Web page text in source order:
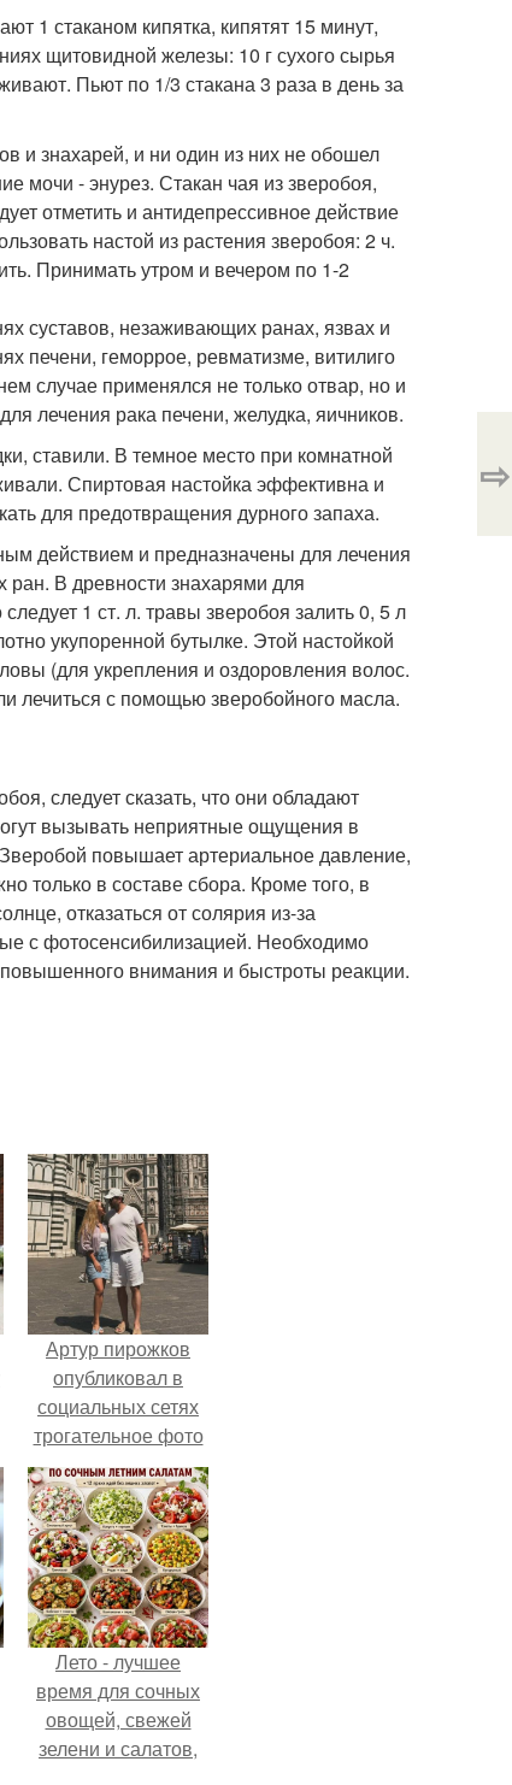
1 стаканом кипятка, кипятят 15 минут,
щитовидной железы: 10 г сухого сырья
Пьют по 1/3 стакана 3 раза в день за
и знахарей, и ни один из них не обошел
мочи - энурез. Стакан чая из зверобоя,
отметить и антидепрессивное действие
настой из растения зверобоя: 2 ч.
Принимать утром и вечером по 1-2
суставов, незаживающих ранах, язвах и
печени, геморрое, ревматизме, витилиго
случае применялся не только отвар, но и
лечения рака печени, желудка, яичников.
ставили. В темное место при комнатной
Спиртовая настойка эффективна и
для предотвращения дурного запаха.
действием и предназначены для лечения
В древности знахарями для
1 ст. л. травы зверобоя залить 0, 5 л
укупоренной бутылке. Этой настойкой
(для укрепления и оздоровления волос.
лечиться с помощью зверобойного масла.
следует сказать, что они обладают
вызывать неприятные ощущения в
повышает артериальное давление,
только в составе сбора. Кроме того, в
отказаться от солярия из-за
с фотосенсибилизацией. Необходимо
внимания и быстроты реакции.
⇨
Артур пирожков
опубликовал в
социальных сетях
трогательное фото
с супругой
Анжеликой,
сделанное во
время их недавнего
путешествия в
Италию.
Лето - лучшее
время для сочных
овощей, свежей
зелени и салатов,